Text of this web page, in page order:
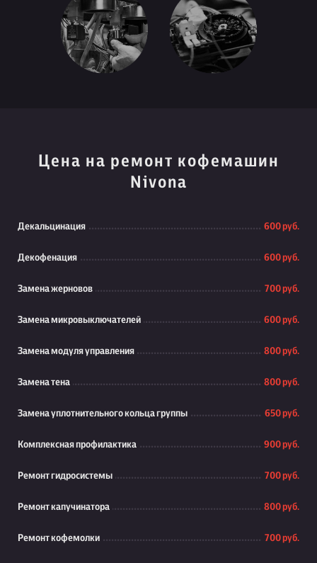
Цена на ремонт кофемашин
Nivona
Декальцинация 600 руб.
Декофенация 600 руб.
Замена жерновов 700 руб.
Замена микровыключателей 600 руб.
Замена модуля управления 800 руб.
Замена тена 800 руб.
Замена уплотнительного кольца группы 650 руб.
Комплексная профилактика 900 руб.
Ремонт гидросистемы 700 руб.
Ремонт капучинатора 800 руб.
Ремонт кофемолки 700 руб.